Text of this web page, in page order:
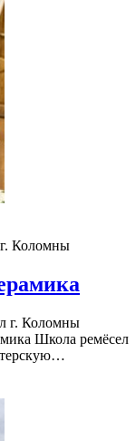
Коломны
г. Коломны
Школа ремёсел